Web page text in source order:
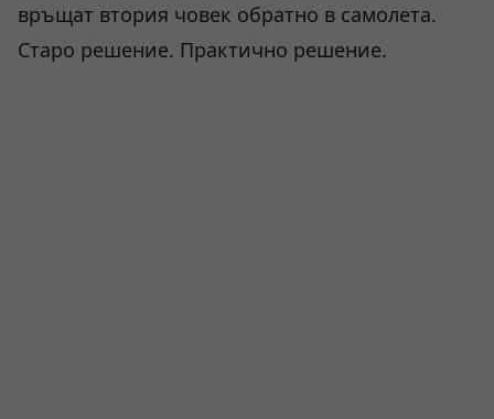
връщат втория човек обратно в самолета.
Старо решение. Практично решение.